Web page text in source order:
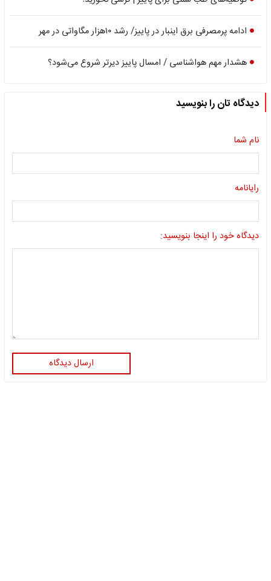
ادامه پرمصرفی برق اینبار در پاییز/ رشد ۱۰هزار مگاواتی در مهر
هشدار مهم هواشناسی / امسال پاییز دیرتر شروع می‌شود؟
دیدگاه تان را بنویسید
نام شما
رایانامه
دیدگاه خود را اینجا بنویسید:
ارسال دیدگاه